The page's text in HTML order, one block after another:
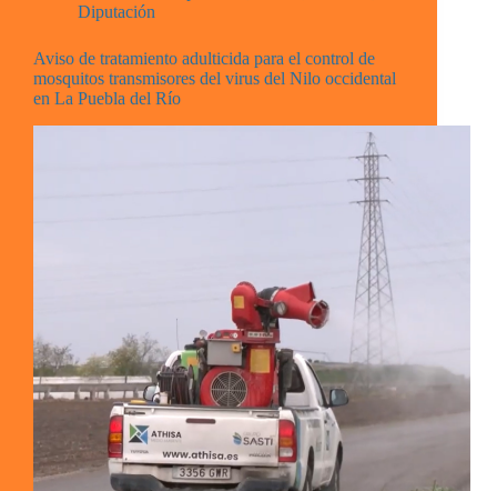
Diputación
Aviso de tratamiento adulticida para el control de
mosquitos transmisores del virus del Nilo occidental
en La Puebla del Río